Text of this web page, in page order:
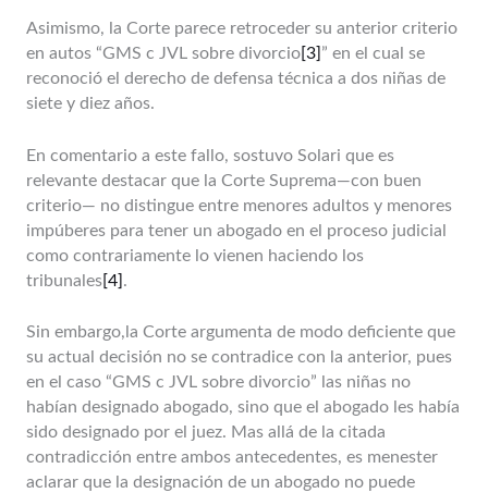
Asimismo, la Corte parece retroceder su anterior criterio
en autos “GMS c JVL sobre divorcio[3] ” en el cual se
reconoció el derecho de defensa técnica a dos niñas de
siete y diez años.
En comentario a este fallo, sostuvo Solari que es
relevante destacar que la Corte Suprema—con buen
criterio— no distingue entre menores adultos y menores
impúberes para tener un abogado en el proceso judicial
como contrariamente lo vienen haciendo los
tribunales[4] .
Sin embargo,la Corte argumenta de modo deficiente que
su actual decisión no se contradice con la anterior, pues
en el caso “GMS c JVL sobre divorcio” las niñas no
habían designado abogado, sino que el abogado les había
sido designado por el juez. Mas allá de la citada
contradicción entre ambos antecedentes, es menester
aclarar que la designación de un abogado no puede